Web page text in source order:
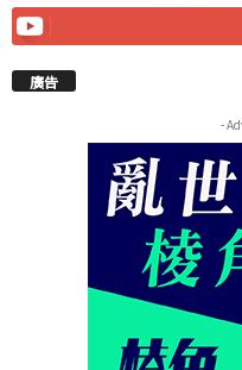
廣告
-